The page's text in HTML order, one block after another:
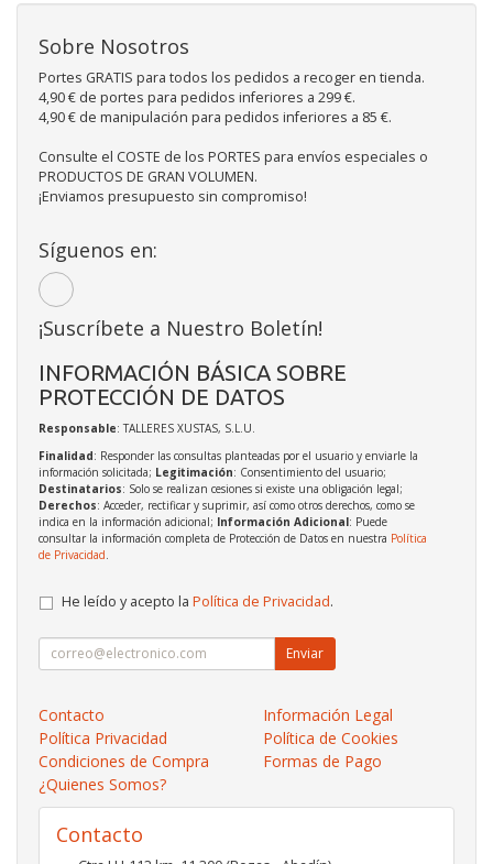
Sobre Nosotros
Portes GRATIS para todos los pedidos a recoger en tienda.
4,90 € de portes para pedidos inferiores a 299 €.
4,90 € de manipulación para pedidos inferiores a 85 €.
Consulte el COSTE de los PORTES para envíos especiales o
PRODUCTOS DE GRAN VOLUMEN.
¡Enviamos presupuesto sin compromiso!
Síguenos en:
¡Suscríbete a Nuestro Boletín!
INFORMACIÓN BÁSICA SOBRE
PROTECCIÓN DE DATOS
Responsable: TALLERES XUSTAS, S.L.U.
Finalidad: Responder las consultas planteadas por el usuario y enviarle la
información solicitada; Legitimación: Consentimiento del usuario;
Destinatarios: Solo se realizan cesiones si existe una obligación legal;
Derechos: Acceder, rectificar y suprimir, así como otros derechos, como se
indica en la información adicional; Información Adicional: Puede
consultar la información completa de Protección de Datos en nuestra Política
de Privacidad
He leído y acepto la Política de Privacidad.
Enviar
Contacto
Información Legal
Política Privacidad
Política de Cookies
Condiciones de Compra
Formas de Pago
¿Quienes Somos?
Contacto